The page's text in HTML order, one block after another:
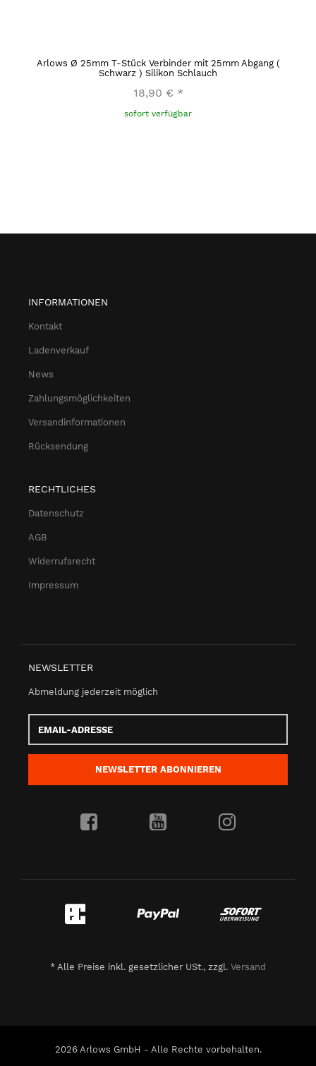
Arlows Ø 25mm T-Stück Verbinder mit 25mm Abgang (
Schwarz ) Silikon Schlauch
18,90 € *
sofort verfügbar
INFORMATIONEN
Kontakt
Ladenverkauf
News
Zahlungsmöglichkeiten
Versandinformationen
Rücksendung
RECHTLICHES
Datenschutz
AGB
Widerrufsrecht
Impressum
NEWSLETTER
Abmeldung jederzeit möglich
Adresse
NEWSLETTER ABONNIEREN
* Alle Preise inkl. gesetzlicher USt., zzgl. Versand
2026 Arlows GmbH - Alle Rechte vorbehalten.